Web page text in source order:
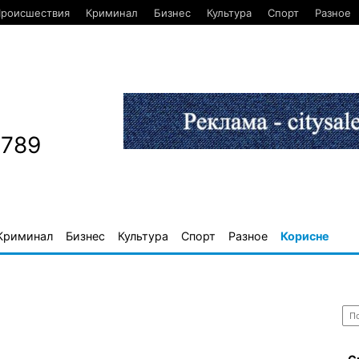
Криминал Бизнес Культура Спорт Разное
Бизнес Культура Спорт Разное Корисне